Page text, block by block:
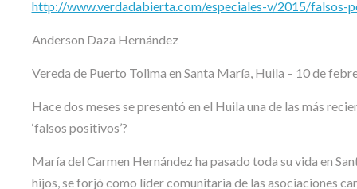
http://www.verdadabierta.com/especiales-v/2015/falsos-
Anderson Daza Hernández
Vereda de Puerto Tolima en Santa María, Huila – 10 de
Hace dos meses se presentó en el Huila una de las más
‘falsos positivos’?
María del Carmen Hernández ha pasado toda su vida en
hijos, se forjó como líder comunitaria de las asociaciones